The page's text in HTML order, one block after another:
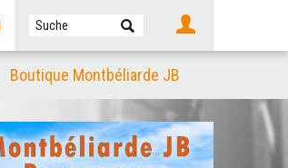
Boutique Montbéliarde JB